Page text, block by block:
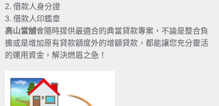
2. 借款人身分證
3. 借款人印鑑章
高山當舖會隨時提供最適合的典當貸款專案，不論是整合負
擔或是增加原有貸款額度外的增額貸款，都能讓您充分靈活
的運用資金，解決燃眉之急！